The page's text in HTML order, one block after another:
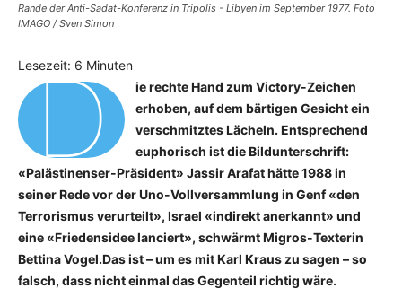
Rande der Anti-Sadat-Konferenz in Tripolis - Libyen im September 1977. Foto
IMAGO / Sven Simon
Lesezeit: 6 Minuten
D
ie rechte Hand zum Victory-Zeichen
erhoben, auf dem bärtigen Gesicht ein
verschmitztes Lächeln. Entsprechend
euphorisch ist die Bildunterschrift:
«Palästinenser-Präsident» Jassir Arafat hätte 1988 in
seiner Rede vor der Uno-Vollversammlung in Genf «den
Terrorismus verurteilt», Israel «indirekt anerkannt» und
eine «Friedensidee lanciert», schwärmt Migros-Texterin
Bettina Vogel.Das ist – um es mit Karl Kraus zu sagen – so
falsch, dass nicht einmal das Gegenteil richtig wäre.